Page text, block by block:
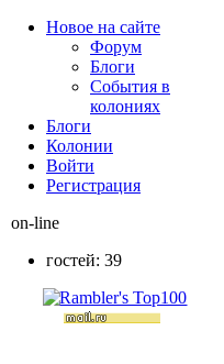
Новое на сайте
Форум
Блоги
События в
колониях
Блоги
Колонии
Войти
Peгиcтpaция
on-line
гостей: 39